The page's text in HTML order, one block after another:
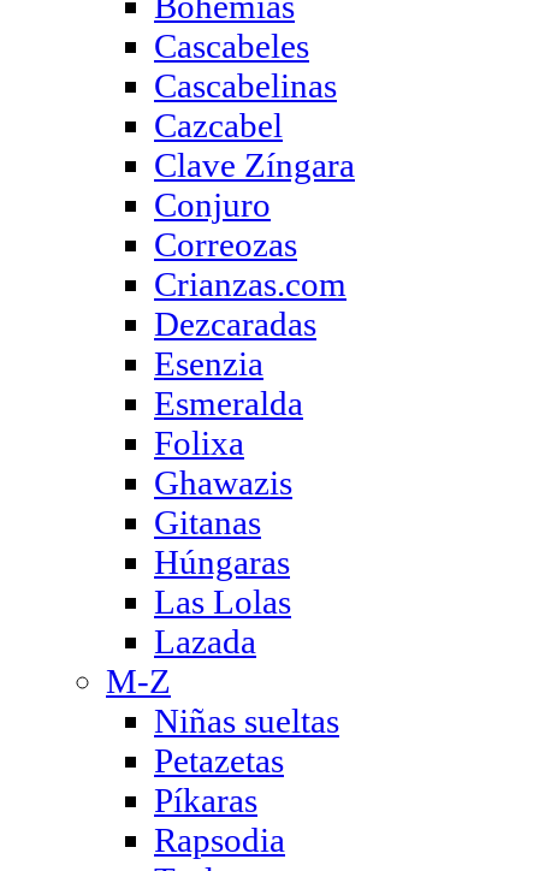
Cascabeles
Cascabelinas
Cazcabel
Clave Zíngara
Conjuro
Correozas
Crianzas.com
Dezcaradas
Esenzia
Esmeralda
Folixa
Ghawazis
Gitanas
Húngaras
Las Lolas
Lazada
M-Z
Niñas sueltas
Petazetas
Píkaras
Rapsodia